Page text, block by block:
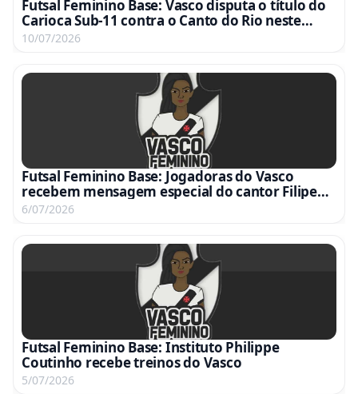
Futsal Feminino Base: Vasco disputa o título do
Carioca Sub-11 contra o Canto do Rio neste
sábado às 9h na Rua Bariri
10/07/2026
Futsal Feminino Base: Jogadoras do Vasco
recebem mensagem especial do cantor Filipe
Ret; assista ao vídeo
6/07/2026
Futsal Feminino Base: Instituto Philippe
Coutinho recebe treinos do Vasco
5/07/2026